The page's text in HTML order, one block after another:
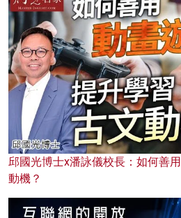
邱國光博士x潘詠儀校長：如何善
動機？